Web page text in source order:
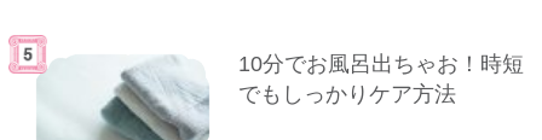
10分でお風呂出ちゃお！時短
でもしっかりケア方法